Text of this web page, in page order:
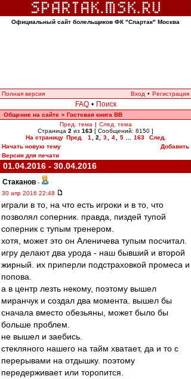
Официальный сайт болельщиков ФК "Спартак" Москва
Полная версия Вход • Регистрация
FAQ • Поиск
Общение на сайте » Гостевая книга ВВ
Пред. тема | След. тема
Страница 2 из 163 [ Сообщений: 8150 ]
На страницу Пред. 1 2 3 4 5 163
След.
Начать новую тему
Добавить
Версия для печати
01.04.2016 - 30.04.2016
Cтаканов -
30 апр 2016 22:48
играли в то, на что есть игроки и в то, что
позволял соперник. правда, пиздей тупой
соперник с тупым тренером.
хотя, может это он Аленичева тупым посчитал.
игру делают два урода - наш бывший и второй
жирный. их приперли подстраховкой промеса и
попова.
а в центр лезть некому, поэтому вышел
миранчук и создал два момента. вышел бы
сначала вместо обезьяны, может было бы
больше проблем.
не вышел и заебись.
стекляного нашего на тайм хватает, да и то с
перерывами на отдышку. поэтому
передерживает или торопится.